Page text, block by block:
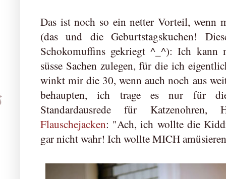
Das ist noch so ein netter Vorteil, wenn
(das und die Geburtstagskuchen!
Schokomuffins gekriegt ^_^): Ich kann
süsse Sachen zulegen, für die ich
winkt mir die 30, wenn auch noch aus
behaupten, ich trage es nur für
Standardausrede für
Flauschejacken: "Ach, ich wollte die
gar nicht wahr! Ich wollte MICH